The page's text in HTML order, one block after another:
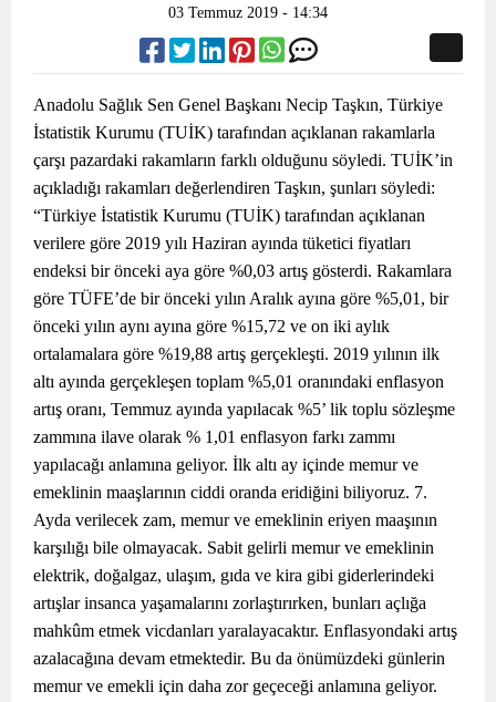
03 Temmuz 2019 - 14:34
Anadolu Sağlık Sen Genel Başkanı Necip Taşkın, Türkiye
İstatistik Kurumu (TUİK) tarafından açıklanan rakamlarla
çarşı pazardaki rakamların farklı olduğunu söyledi. TUİK’in
açıkladığı rakamları değerlendiren Taşkın, şunları söyledi:
“Türkiye İstatistik Kurumu (TUİK) tarafından açıklanan
verilere göre 2019 yılı Haziran ayında tüketici fiyatları
endeksi bir önceki aya göre %0,03 artış gösterdi. Rakamlara
göre TÜFE’de bir önceki yılın Aralık ayına göre %5,01, bir
önceki yılın aynı ayına göre %15,72 ve on iki aylık
ortalamalara göre %19,88 artış gerçekleşti. 2019 yılının ilk
altı ayında gerçekleşen toplam %5,01 oranındaki enflasyon
artış oranı, Temmuz ayında yapılacak %5’ lik toplu sözleşme
zammına ilave olarak % 1,01 enflasyon farkı zammı
yapılacağı anlamına geliyor. İlk altı ay içinde memur ve
emeklinin maaşlarının ciddi oranda eridiğini biliyoruz. 7.
Ayda verilecek zam, memur ve emeklinin eriyen maaşının
karşılığı bile olmayacak. Sabit gelirli memur ve emeklinin
elektrik, doğalgaz, ulaşım, gıda ve kira gibi giderlerindeki
artışlar insanca yaşamalarını zorlaştırırken, bunları açlığa
mahkûm etmek vicdanları yaralayacaktır. Enflasyondaki artış
azalacağına devam etmektedir. Bu da önümüzdeki günlerin
memur ve emekli için daha zor geçeceği anlamına geliyor.